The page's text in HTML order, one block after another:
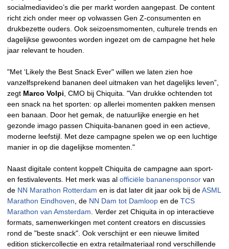
socialmediavideo’s die per markt worden aangepast. De content
richt zich onder meer op volwassen Gen Z-consumenten en
drukbezette ouders. Ook seizoensmomenten, culturele trends en
dagelijkse gewoontes worden ingezet om de campagne het hele
jaar relevant te houden.
"Met ‘Likely the Best Snack Ever" willen we laten zien hoe
vanzelfsprekend bananen deel uitmaken van het dagelijks leven”,
zegt Marco Volpi, CMO bij Chiquita. "Van drukke ochtenden tot
een snack na het sporten: op allerlei momenten pakken mensen
een banaan. Door het gemak, de natuurlijke energie en het
gezonde imago passen Chiquita-bananen goed in een actieve,
moderne leefstijl. Met deze campagne spelen we op een luchtige
manier in op die dagelijkse momenten."
Naast digitale content koppelt Chiquita de campagne aan sport-
en festivalevents. Het merk was al officiële bananensponsor van
de NN Marathon Rotterdam en is dat later dit jaar ook bij deASML
Marathon Eindhoven, de NN Dam tot Damloop en de TCS
Marathon van Amsterdam. Verder zet Chiquita in op interactieve
formats, samenwerkingen met content creators en discussies
rond de "beste snack". Ook verschijnt er een nieuwe limited
edition stickercollectie en extra retailmateriaal rond verschillende